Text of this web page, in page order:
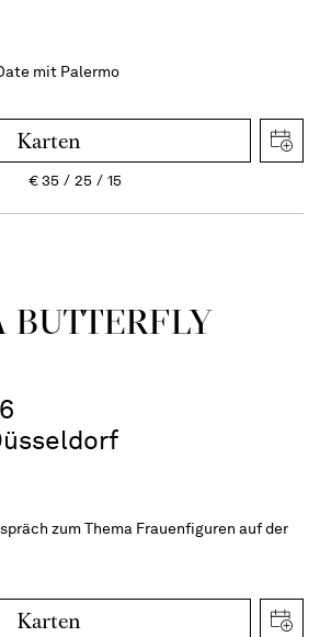
mit Palermo
Karten
€35 25 15
zum Thema Frauenfiguren auf der
Karten